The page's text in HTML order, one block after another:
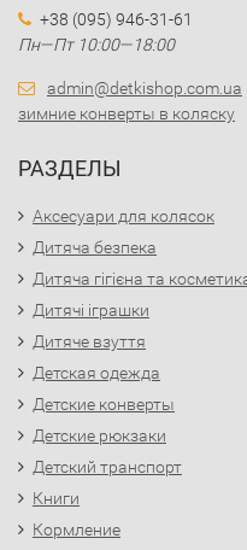
+38 (095) 946-31-61
Пн—Пт 10:00—18:00
admin@detkishop.com.ua
зимние конверты в коляску
РАЗДЕЛЫ
Аксесуари для колясок
Дитяча безпека
Дитяча гігієна та
Дитячі іграшки
Дитяче взуття
Детская одежда
Детские конверты
Детские рюкзаки
Детский транспорт
Книги
Кормление